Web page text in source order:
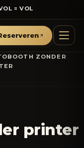
= VOL
ZONDER
printer